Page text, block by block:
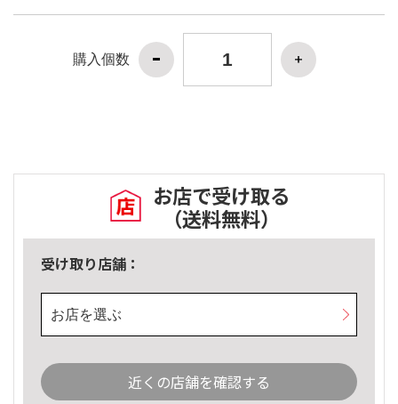
購入個数
お店で受け取る
（送料無料）
受け取り店舗：
お店を選ぶ
近くの店舗を確認する